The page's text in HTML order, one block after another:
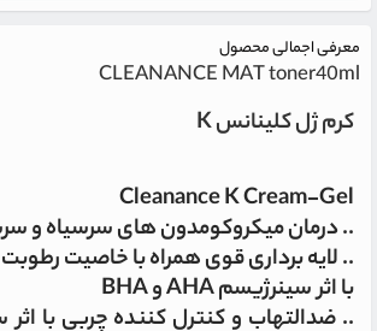
معرفی اجمالی محصول
CLEANANCE MAT toner40ml
کرم ژل کلینانس K
Cleanance K Cream-Gel
.. درمان میکروکومدون های سرسیاه و
.. لایه برداری قوی همراه با خاصیت
با اثر سینرژیسم AHA و BHA
.. ضدالتهاب و کنترل کننده چربی با